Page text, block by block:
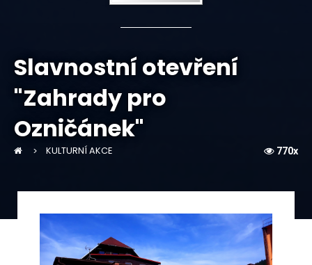
Slavnostní otevření
"Zahrady pro
Ozničánek"
KULTURNÍ AKCE 770x